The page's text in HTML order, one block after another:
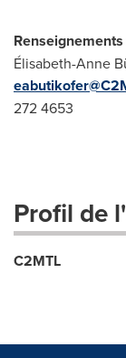
Élisabeth-Anne
272 4653
Profil de
C2MTL